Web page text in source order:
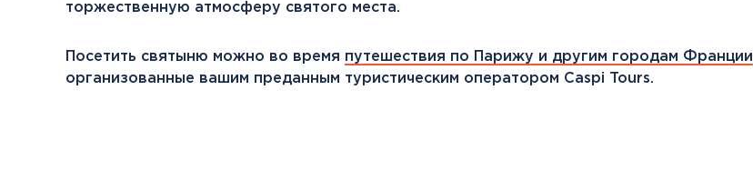
Канарские острова
Смотреть все
торжественную атмосферу святого места.
Посетить святыню можно во время путешествия по Парижу и другим городам Франции
организованные вашим преданным туристическим оператором Caspi Tours.